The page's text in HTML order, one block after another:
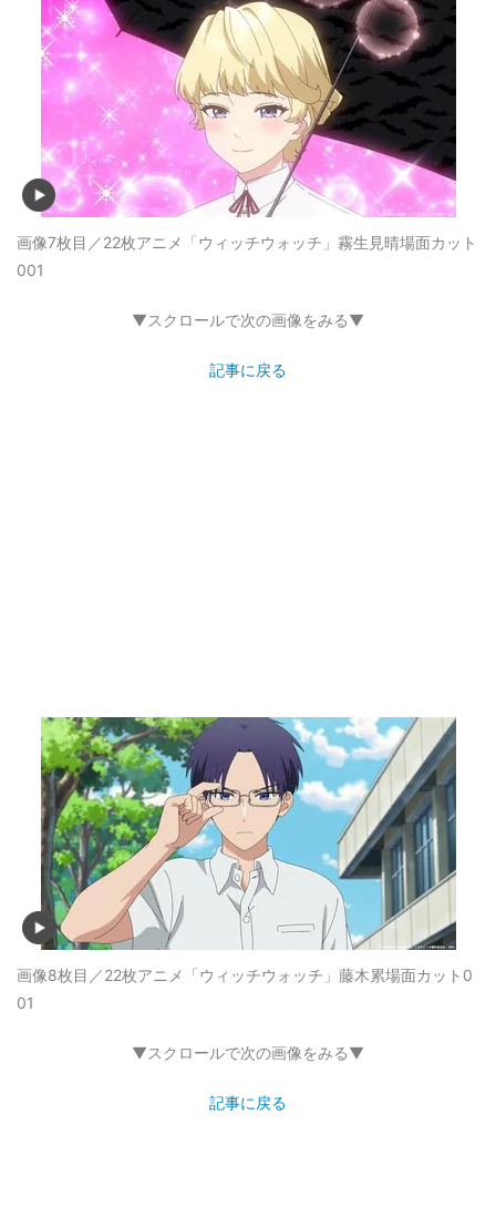
画像7枚目／22枚アニメ「ウィッチウォッチ」霧生見晴場面カット
001
▼スクロールで次の画像をみる▼
記事に戻る
画像8枚目／22枚アニメ「ウィッチウォッチ」藤木累場面カット0
01
▼スクロールで次の画像をみる▼
記事に戻る